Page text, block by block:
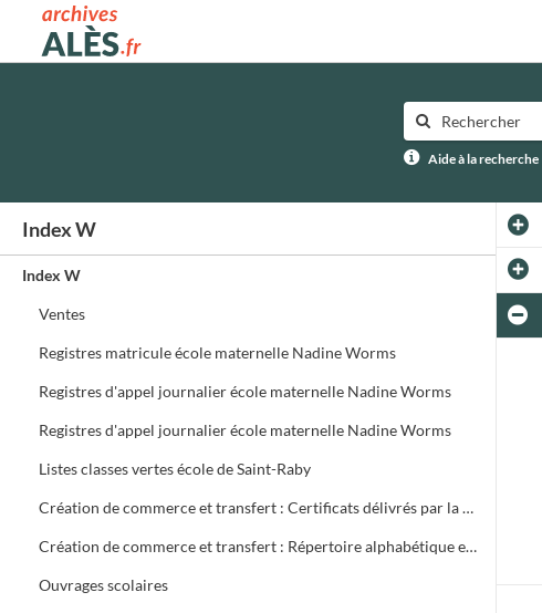
Archives municipales d'Alès
Aide à la recherche
Index W
Index W
Ventes
Registres matricule école maternelle Nadine Worms
Registres d'appel journalier école maternelle Nadine Worms
Registres d'appel journalier école maternelle Nadine Worms
Listes classes vertes école de Saint-Raby
Création de commerce et transfert : Certificats délivrés par la mairie
Création de commerce et transfert : Répertoire alphabétique et chronologique
Ouvrages scolaires